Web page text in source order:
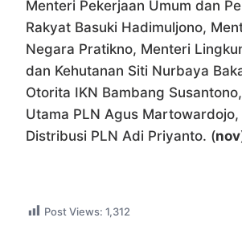
Menteri Pekerjaan Umum dan
Rakyat Basuki Hadimuljono,
Negara Pratikno, Menteri
dan Kehutanan Siti Nurbaya
Otorita IKN Bambang
Utama PLN Agus
Distribusi PLN Adi Priyanto. (nov
Post Views: 1,312